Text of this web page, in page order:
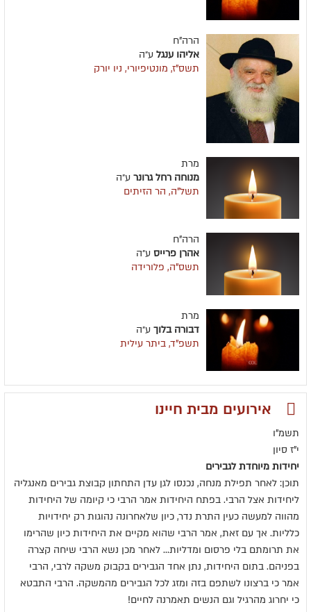
הרה"ח
אליהו ענגל ע״ה
תשס"ז, מונטיפיורי, ניו יורק
מרת
מנוחה רחל גרונר ע״ה
תשל"ה, הר הזיתים
הרה"ח
אהרן פרייס ע״ה
תשס"ה, פלורידה
מרת
דבורה בלוך ע״ה
תשפ"ד, ביתר עילית
אירועים מבית חיינו
תשמ"ו
י"ז סיון
יחידות מיוחדת לגבירים
תוכן: לאחר תפילת מנחה, נכנסו לגן עדן התחתון קבוצת גבירים מאנגליה
ליחידות אצל הרבי. בפתח היחידות אמר הרבי כי קיומה של היחידות
מהווה למעשה כעין התרת נדר, כיון שלאחרונה נהוגות רק יחידויות
כלליות. אך עם זאת, אמר הרבי שהוא מקיים את היחידות כיון שהרימו
את תרומתם בלי פרסום ומדליות... לאחר מכן נשא הרבי שיחה קצרה
בפניהם. בתום היחידות, נתן אחד הגבירים בקבוק משקה לרבי, הרבי
אמר כי ברצונו לשתפם בזה ומזג לכל הגבירים מהמשקה. הרבי התבטא
כי יחרוג מהרגיל וגם הנשים תאמרנה לחיים!